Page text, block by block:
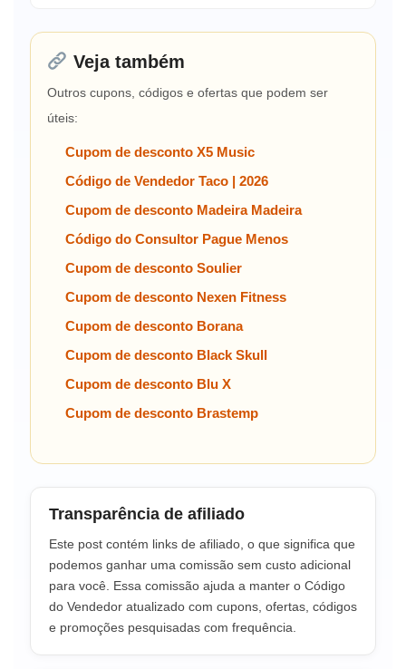
Veja também
Outros cupons, códigos e ofertas que podem ser
úteis:
Cupom de desconto X5 Music
Código de Vendedor Taco | 2026
Cupom de desconto Madeira Madeira
Código do Consultor Pague Menos
Cupom de desconto Soulier
Cupom de desconto Nexen Fitness
Cupom de desconto Borana
Cupom de desconto Black Skull
Cupom de desconto Blu X
Cupom de desconto Brastemp
Transparência de afiliado
Este post contém links de afiliado, o que significa que
podemos ganhar uma comissão sem custo adicional
para você. Essa comissão ajuda a manter o Código
do Vendedor atualizado com cupons, ofertas, códigos
e promoções pesquisadas com frequência.